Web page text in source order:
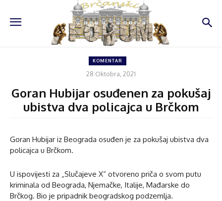
KOMENTAR
28 Oktobra, 2021
Goran Hubijar osuđenen za pokušaj
ubistva dva policajca u Brčkom
Goran Hubijar iz Beograda osuđen je za pokušaj ubistva dva
policajca u Brčkom.
U ispovijesti za „Slučajeve X“ otvoreno priča o svom putu
kriminala od Beograda, Njemačke, Italije, Mađarske do
Brčkog. Bio je pripadnik beogradskog podzemlja.